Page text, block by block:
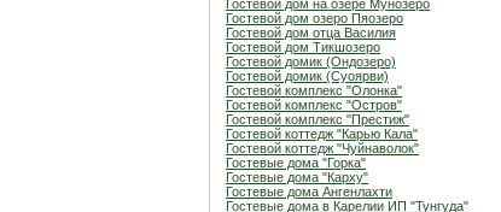
Гостевой дом на озере Мунозеро
Гостевой дом озеро Пяозеро
Гостевой дом отца Василия
Гостевой дом Тикшозеро
Гостевой домик (Ондозеро)
Гостевой домик (Суоярви)
Гостевой комплекс "Олонка"
Гостевой комплекс "Остров"
Гостевой комплекс "Престиж"
Гостевой коттедж "Карью Кала"
Гостевой коттедж "Чуйнаволок"
Гостевые дома "Горка"
Гостевые дома "Карху"
Гостевые дома Ангенлахти
Гостевые дома в Карелии ИП "Тунгуда"